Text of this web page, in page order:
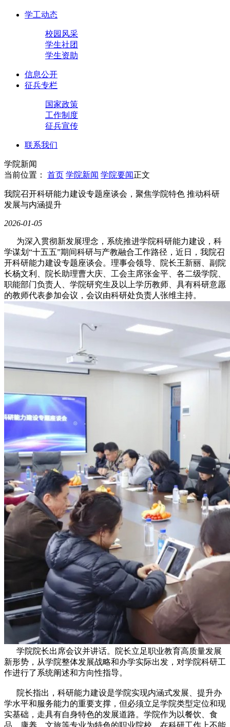
学工动态
校园风采
学生社团
学生资助
信息公开
征兵专栏
国家政策
工作制度
征兵宣传
联系我们
学院新闻
当前位置：
首页 学院新闻 学院要闻正文
我院召开科研能力建设专题座谈会，聚焦学院特色 推动科研
发展与内涵提升
2026-01-05
为深入贯彻新发展理念，系统推进学院科研能力建设，科
学谋划“十五五”期间科研与产教融合工作路径，近日，我院召
开科研能力建设专题座谈会。理事会领导、院长王新丽、副院
长杨文利、院长助理曹大庆、工会主席张金平、各二级学院、
职能部门负责人、学院研究生及以上学历教师、具有科研意愿
的教师代表参加会议，会议由科研处负责人张维主持。
学院院长出席会议并讲话。院长立足职业教育高质量发展
新形势，从学院整体发展战略和办学实际出发，对学院科研工
作进行了系统阐述和方向性指导。
院长指出，科研能力建设是学院实现内涵式发展、提升办
学水平和服务能力的重要支撑，但必须立足学院类型定位和现
实基础，走具有自身特色的发展道路。学院作为以餐饮、食
品、康养、文旅等专业为特色的职业院校，在科研工作上不能